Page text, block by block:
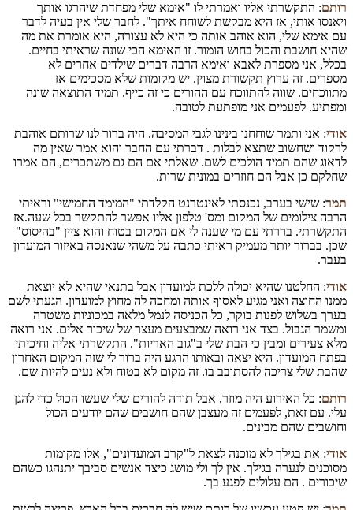
רותם: התקשרתי אליו ואמרתי לו "אימא שלי מפחדת שיהרגו אותך
ויאנסו אותי, אז היא מבקשת לשוחח איתך". לחבר שלי אין בעיה לדבר
עם אימא שלי, הוא אוהב אותה כי היא לא עצורה, היא אומרת את מה
שהיא חושבת והכול בחוש הומור. זו האימא הכי שונה שראיתי בחיים.
בכלל, אני מספרת לאבא ואימא הרבה דברים שילדים אחרים לא
מספרים. זה ערוץ תקשורת מצוין. יש מקומות שלא מסכימים אז
מתווכחים. שווה להתווכח עם ההורים כי זה כייף. תמיד התוצאה שונה
ומפתיע. לפעמים אני מופתעת לטובה.
אודי: אני ותמר שוחחנו בינינו לגבי המסיבה. היה ברור לנו שרותם אוהבת
לרקוד ושחשוב שתצא לבלות . דברתי עם החבר והוא אמר שאין מה
לדאוג שהם תמיד הולכים לשם. שאלתי אם הם גם משתכרים, הם אמרו
שחלקם כן אבל הם חוזרים במונית שרות.
תמר: שישי בערב, נכנסתי לאינטרנט הקלדתי "המימד החמישי" וראיתי
הרבה צילומים של המקום ומס' טלפון אליו אפשר להתקשר בכל שעה.אז
התקשרתי. בררתי עם מי שענה לי אם המקום בטוח והוא ציין "בהיסוס"
שכן. בברור יותר מעמיק ראיתי כתבה על משהי שנאנסה באיזור המועדון
בעבר.
אודי: החלטנו שהיא יכולה ללכת למועדון אבל בתנאי שהיא לא יוצאת
ממנו החוצה ואני מגיע לאסוף אותה ומחכה לה מחוץ למועדון. הגעתי לשם
בערך בשלוש לפנות בוקר, כל הכניסה לנמל מלאה במכוניות משטרה
ומשמר הגבול. בצד אני רואה שמבצעים מעצר של שיכור אלים. אני רואה
מלא צעירים ומבין כי הבת שלי ב"גוב האריות". התקשרתי אליה וחיכיתי
בפתח המועדון. היא יצאה ובאותו הרגע היה ברור לי שזה המקום האחרון
שהבת שלי צריכה להסתובב בו. זה מקום לא בטוח ולא נעים להיות שם.
רותם: כל האירוע היה מוזר, אבל תודה להורים שלי שעשו הכול כדי להגן
עלי. עם זאת, לפעמים זה מעצבן שהם חושבים שהם יודעים הכול
וחושבים שהם מבינים.
אודי: את בגילך לא מוכנה לצאת ל"קרב המועדונים", אלו מקומות
מסוכנים לנערה בגילך. אין לך ולי מושג כיצד אנשים סביבך יתנהגו כשהם
שיכורים . הם עלולים לפגע בך.